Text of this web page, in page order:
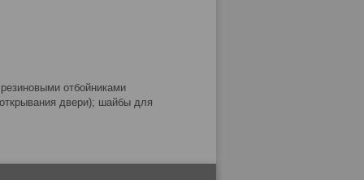
отбойниками
двери); шайбы для